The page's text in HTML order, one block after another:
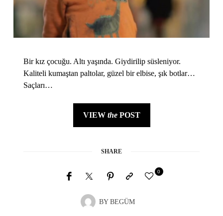
Bir kız çocuğu. Altı yaşında. Giydirilip süsleniyor.
Kaliteli kumaştan paltolar, güzel bir elbise, şık botlar…
Saçları…
VIEW thePOST
SHARE
BY BEGÜM
0